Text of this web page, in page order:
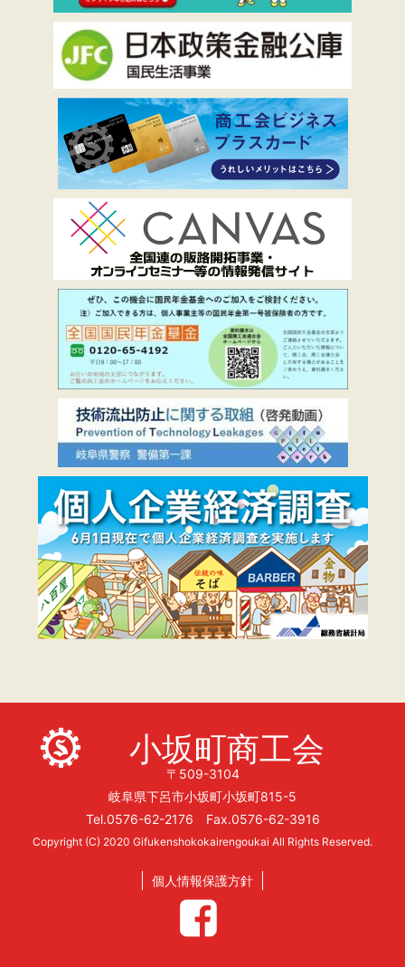
小坂町商工会
〒509-3104
岐阜県下呂市小坂町小坂町815-5
Tel.0576-62-2176 Fax.0576-62-3916
Copyright (C) 2020 Gifukenshokokairengoukai All Rights Reserved.
個人情報保護方針